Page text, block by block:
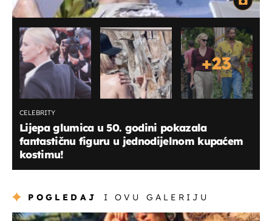
+23
CELEBRITY
Lijepa glumica u 50. godini pokazala
fantastičnu figuru u jednodijelnom kupaćem
kostimu!
POGLEDAJ I OVU GALERIJU